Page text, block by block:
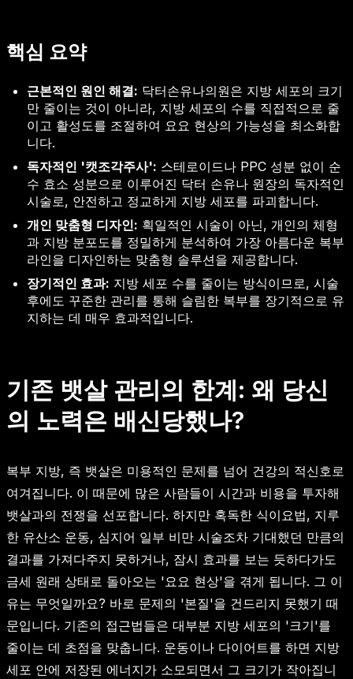
핵심 요약
근본적인 원인 해결: 닥터손유나의원은 지방 세포의 크기
만 줄이는 것이 아니라, 지방 세포의 수를 직접적으로 줄
이고 활성도를 조절하여 요요 현상의 가능성을 최소화합
니다.
독자적인 '캣조각주사': 스테로이드나 PPC 성분 없이 순
수 효소 성분으로 이루어진 닥터 손유나 원장의 독자적인
시술로, 안전하고 정교하게 지방 세포를 파괴합니다.
개인 맞춤형 디자인: 획일적인 시술이 아닌, 개인의 체형
과 지방 분포도를 정밀하게 분석하여 가장 아름다운 복부
라인을 디자인하는 맞춤형 솔루션을 제공합니다.
장기적인 효과: 지방 세포 수를 줄이는 방식이므로, 시술
후에도 꾸준한 관리를 통해 슬림한 복부를 장기적으로 유
지하는 데 매우 효과적입니다.
기존 뱃살 관리의 한계: 왜 당신
의 노력은 배신당했나?
복부 지방, 즉 뱃살은 미용적인 문제를 넘어 건강의 적신호로
여겨집니다. 이 때문에 많은 사람들이 시간과 비용을 투자해
뱃살과의 전쟁을 선포합니다. 하지만 혹독한 식이요법, 지루
한 유산소 운동, 심지어 일부 비만 시술조차 기대했던 만큼의
결과를 가져다주지 못하거나, 잠시 효과를 보는 듯하다가도
금세 원래 상태로 돌아오는 '요요 현상'을 겪게 됩니다. 그 이
유는 무엇일까요? 바로 문제의 '본질'을 건드리지 못했기 때
문입니다. 기존의 접근법들은 대부분 지방 세포의 '크기'를
줄이는 데 초점을 맞춥니다. 운동이나 다이어트를 하면 지방
세포 안에 저장된 에너지가 소모되면서 그 크기가 작아집니